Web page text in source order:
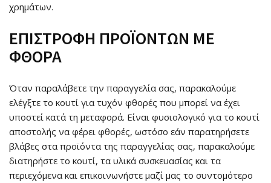
χρημάτων.
ΕΠΙΣΤΡΟΦΗ ΠΡΟΪΟΝΤΩΝ ΜΕ
ΦΘΟΡΑ
Όταν παραλάβετε την παραγγελία σας, παρακαλούμε
ελέγξτε το κουτί για τυχόν φθορές που μπορεί να έχει
υποστεί κατά τη μεταφορά. Είναι φυσιολογικό για το κουτί
αποστολής να φέρει φθορές, ωστόσο εάν παρατηρήσετε
βλάβες στα προϊόντα της παραγγελίας σας, παρακαλούμε
διατηρήστε το κουτί, τα υλικά συσκευασίας και τα
περιεχόμενα και επικοινωνήστε μαζί μας το συντομότερο